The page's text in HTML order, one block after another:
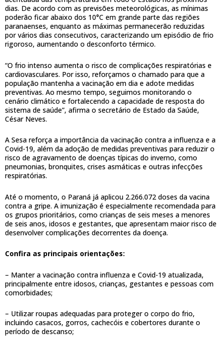
dias. De acordo com as previsões meteorológicas, as mínimas
poderão ficar abaixo dos 10°C em grande parte das regiões
paranaenses, enquanto as máximas permanecerão reduzidas
por vários dias consecutivos, caracterizando um episódio de frio
rigoroso, aumentando o desconforto térmico.
“O frio intenso aumenta o risco de complicações respiratórias e
cardiovasculares. Por isso, reforçamos o chamado para que a
população mantenha a vacinação em dia e adote medidas
preventivas. Ao mesmo tempo, seguimos monitorando o
cenário climático e fortalecendo a capacidade de resposta do
sistema de saúde”, afirma o secretário de Estado da Saúde,
César Neves.
A Sesa reforça a importância da vacinação contra a influenza e a
Covid-19, além da adoção de medidas preventivas para reduzir o
risco de agravamento de doenças típicas do inverno, como
pneumonias, bronquites, crises asmáticas e outras infecções
respiratórias.
Até o momento, o Paraná já aplicou 2.266.072 doses da vacina
contra a gripe. A imunização é especialmente recomendada para
os grupos prioritários, como crianças de seis meses a menores
de seis anos, idosos e gestantes, que apresentam maior risco de
desenvolver complicações decorrentes da doença.
Confira as principais orientações:
– Manter a vacinação contra influenza e Covid-19 atualizada,
principalmente entre idosos, crianças, gestantes e pessoas com
comorbidades;
– Utilizar roupas adequadas para proteger o corpo do frio,
incluindo casacos, gorros, cachecóis e cobertores durante o
período de descanso;